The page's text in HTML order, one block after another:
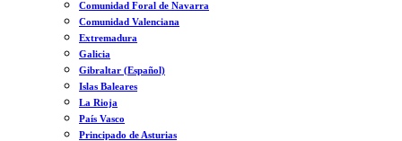
Comunidad Foral de Navarra
Comunidad Valenciana
Extremadura
Galicia
Gibraltar (Español)
Islas Baleares
La Rioja
País Vasco
Principado de Asturias